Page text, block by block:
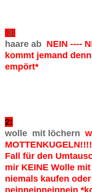
3:
haare ab NEIN ----
kommt jemand
empört*
2:
wolle mit löchern
Fall für den
mir KEINE Wolle
niemals kaufen